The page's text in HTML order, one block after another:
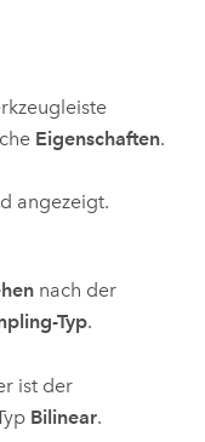
Eigenschaften.
angezeigt.
nach der
Typ.
ist der
Bilinear.